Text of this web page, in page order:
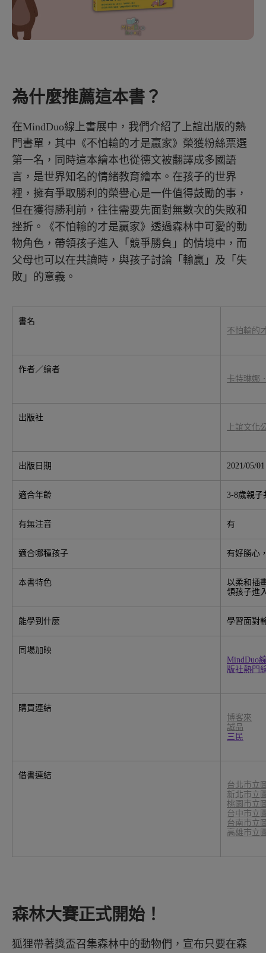
為什麼推薦這本書？
在MindDuo線上書展中，我們介紹了上誼出版的熱
門書單，其中《不怕輸的才是贏家》榮獲粉絲票選
第一名，同時這本繪本也從德文被翻譯成多國語
言，是世界知名的情緒教育繪本。在孩子的世界
裡，擁有爭取勝利的榮譽心是一件值得鼓勵的事，
但在獲得勝利前，往往需要先面對無數次的失敗和
挫折。《不怕輸的才是贏家》透過森林中可愛的動
物角色，帶領孩子進入「競爭勝負」的情境中，而
父母也可以在共讀時，與孩子討論「輸贏」及「失
敗」的意義。
書名
不怕輸的
作者／繪者
卡特琳娜
出版社
上誼文化
出版日期 2021/05/01
適合年齡 3-8歲親子
有無注音 有
適合哪種孩子 有好勝心
本書特色
以柔和插
領孩子進
能學到什麼 學習面對
同場加映
MindDuo
版社熱門
購買連結
博客來
誠品
三民
借書連結
台北市立
新北市立
桃園市立
台中市立
台南市立
高雄市立
森林大賽正式開始！
狐狸帶著獎盃召集森林中的動物們，宣布只要在森